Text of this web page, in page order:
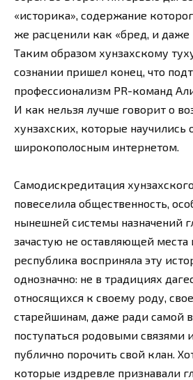
«историка», содержание
же расценили как «бред, и даже
Таким образом хунзахскому
сознании пришел конец, что
профессионализм PR-команд
И как нельзя лучше говорит о
хунзахских, которые научились
широкополосным интернетом.
Самодискредитация
повеселила общественность,
нынешней системы назначений
зачастую не оставляющей места
республика восприняла эту
однозначно: не в традициях
относящихся к своему роду,
старейшинам, даже ради самой
поступаться родовыми связями
публично порочить свой клан.
которые издревле признавали